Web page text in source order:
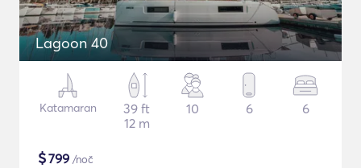
Lagoon 40
Katamaran
39 ft
12 m
10 6 6
$799 /noč